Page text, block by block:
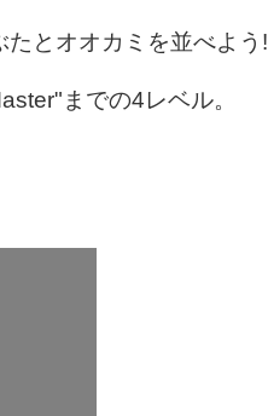
とオオカミを並べよう!
までの4レベル。